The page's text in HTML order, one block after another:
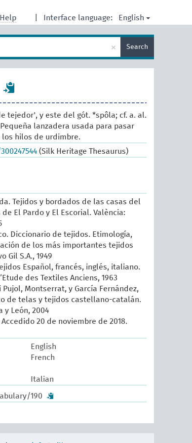
Interface language: English
Help
× Search
tejedor', y este del gót. *spôla; cf. a. al.
lanzadera usada para pasar
hilos de urdimbre.
(Silk Heritage Thesaurus)
Tejidos y bordados de las casas del
El Pardo y El Escorial. València:
Diccionario de tejidos. Etimología,
de los más importantes tejidos
Gil S.A., 1949
Español, francés, inglés, italiano.
des Textiles Anciens, 1963
Pujol, Montserrat, y García Fernández,
de telas y tejidos castellano-catalán.
y León, 2004
20 de noviembre de 2018.
English
French
Italian
190